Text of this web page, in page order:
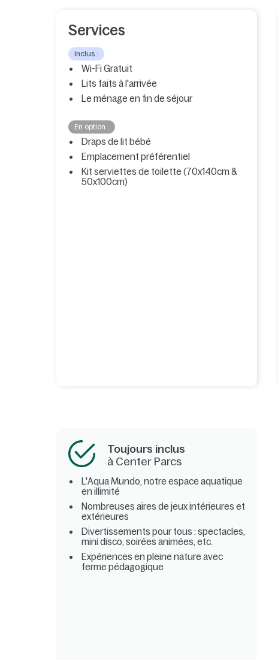
Services
Inclus :
Wi-Fi Gratuit
Lits faits à l'arrivée
Le ménage en fin de séjour
En option :
Draps de lit bébé
Emplacement préférentiel
Kit serviettes de toilette (70x140cm &
50x100cm)
Toujours inclus
à Center Parcs
L'Aqua Mundo, notre espace aquatique
en illimité
Nombreuses aires de jeux intérieures et
extérieures
Divertissements pour tous : spectacles,
mini disco, soirées animées, etc.
Expériences en pleine nature avec
ferme pédagogique